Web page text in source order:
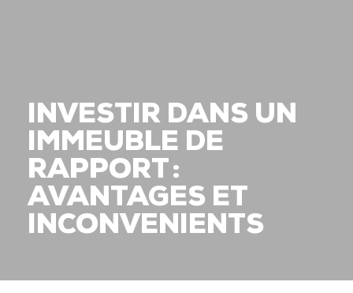
INVESTIR DANS UN
IMMEUBLE DE
RAPPORT :
AVANTAGES ET
INCONVENIENTS